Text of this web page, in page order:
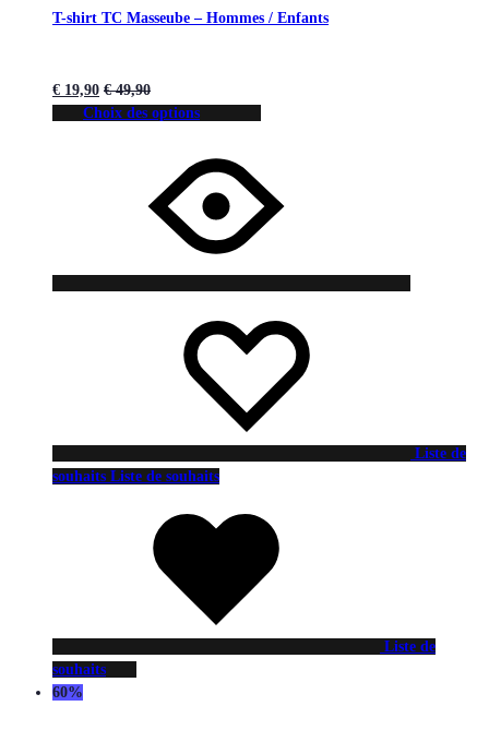
T-shirt TC Masseube – Hommes / Enfants
€ 19,90 €49,90
Choix des options
Liste de
souhaits Liste de souhaits
Liste de
souhaits
60%